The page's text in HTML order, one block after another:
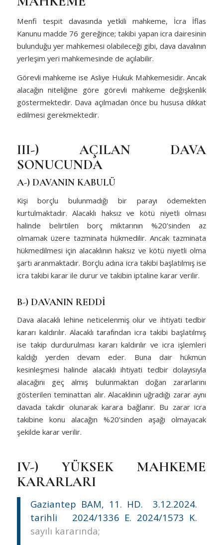
Menfi tespit davasında yetkili mahkeme, İcra İflas
Kanunu madde 76 gereğince; takibi yapan icra dairesinin
bulunduğu yer mahkemesi olabileceği gibi, dava davalının
yerleşim yeri mahkemesinde de açılabilir.
Görevli mahkeme ise Asliye Hukuk Mahkemesidir. Ancak
alacağın niteliğine göre görevli mahkeme değişkenlik
göstermektedir. Dava açılmadan önce bu hususa dikkat
edilmesi gerekmektedir.
III-) AÇILAN DAVA
SONUCUNDA
A-) DAVANIN KABULÜ
Kişi borçlu bulunmadığı bir parayı ödemekten
kurtulmaktadır. Alacaklı haksız ve kötü niyetli olması
halinde belirtilen borç miktarının %20’sinden az
olmamak üzere tazminata hükmedilir. Ancak tazminata
hükmedilmesi için alacaklının haksız ve kötü niyetli olma
şartı aranmaktadır. Borçlu adına icra takibi başlatılmış ise
icra takibi karar ile durur ve takibin iptaline karar verilir.
B-) DAVANIN REDDİ
Dava alacaklı lehine neticelenmiş olur ve ihtiyati tedbir
kararı kaldırılır. Alacaklı tarafından icra takibi başlatılmış
ise takip durdurulması kararı kaldırılır ve icra işlemleri
kaldığı yerden devam eder. Buna dair hükmün
kesinleşmesi halinde alacaklı ihtiyati tedbir dolayısıyla
alacağını geç almış bulunmaktan doğan zararlarını
gösterilen teminattan alır. Alacaklının uğradığı zarar aynı
davada takdir olunarak karara bağlanır. Bu zarar icra
takibine konu alacağın %20’sinden aşağı olmayacak
şekilde karar verilir.
IV-) YÜKSEK MAHKEME
KARARLARI
Gaziantep BAM, 11. HD. 3.12.2024.
tarihli 2024/1336 E. 2024/1573 K.
sayılı kararında;